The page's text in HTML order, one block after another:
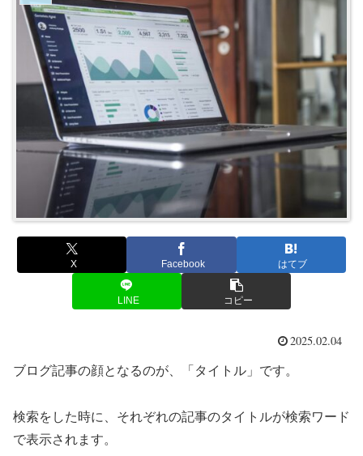
X Facebook はてブ
LINE コピー
2025.02.04
ブログ記事の顔となるのが、「タイトル」です。
検索をした時に、それぞれの記事のタイトルが検索ワード
で表示されます。